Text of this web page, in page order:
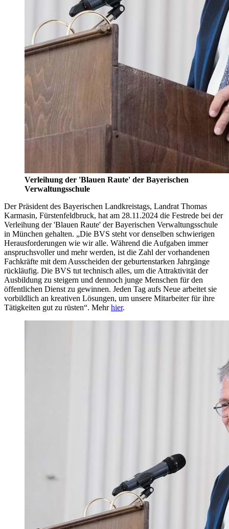
Verleihung der 'Blauen Raute' der Bayerischen
Verwaltungsschule
Der Präsident des Bayerischen Landkreistags, Landrat Thomas
Karmasin, Fürstenfeldbruck, hat am 28.11.2024 die Festrede bei der
Verleihung der 'Blauen Raute' der Bayerischen Verwaltungsschule
in München gehalten. „Die BVS steht vor denselben schwierigen
Herausforderungen wie wir alle. Während die Aufgaben immer
anspruchsvoller und mehr werden, ist die Zahl der vorhandenen
Fachkräfte mit dem Ausscheiden der geburtenstarken Jahrgänge
rückläufig. Die BVS tut technisch alles, um die Attraktivität der
Ausbildung zu steigern und dennoch junge Menschen für den
öffentlichen Dienst zu gewinnen. Jeden Tag aufs Neue arbeitet sie
vorbildlich an kreativen Lösungen, um unsere Mitarbeiter für ihre
Tätigkeiten gut zu rüsten“. Mehrhier.